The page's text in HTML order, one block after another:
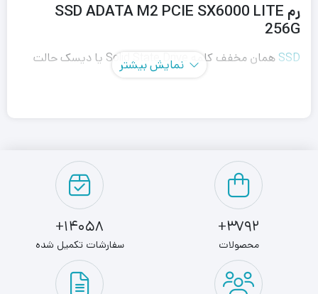
رم SSD ADATA M2 PCIE SX6000 LITE
256G
SSD
همان مخفف کلمه Solid State Drive یا دیسک حالت
بیشتری دارد. یکی از ویژگی‌های این مدل ابعاد آن است. اس
اس دی اینترنال ای دیتا ایکس پی جی مدل SX6000 Lite
نسبت به هاردهای دیگر فضای کمتری را اشغال می‌کند.
این ویژگی برای افرادی که قصد استفاده از این محصول در
لپ‌تاپ را دارند اهمیت بیشتری دارد. لپ‌تاپ‌ها به صورتی
نمایش بیشتر
3792+
محصولات
14058+
سفارشات تکمیل شده